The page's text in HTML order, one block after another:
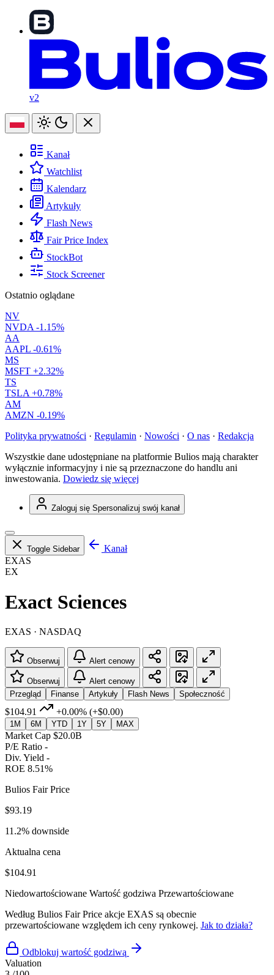
v2
Kanał
Watchlist
Kalendarz
Artykuły
Flash News
Fair Price Index
StockBot
Stock Screener
Ostatnio oglądane
NV
NVDA -1.15%
AA
AAPL -0.61%
MS
MSFT +2.32%
TS
TSLA +0.78%
AM
AMZN -0.19%
Polityka prywatności · Regulamin · Nowości · O nas · Redakcja
Wszystkie dane udostępniane na platformie Bulios mają charakter
wyłącznie informacyjny i nie są przeznaczone do handlu ani
inwestowania. Dowiedz się więcej
Zaloguj się Spersonalizuj swój kanał
Toggle Sidebar
Kanał
EXAS
EX
Exact Sciences
EXAS · NASDAQ
Obserwuj Alert cenowy
Obserwuj
Alert cenowy
Przegląd
Finanse Artykuły Flash News Społeczność
$104.91 +0.00% (+$0.00)
1M 6M YTD 1Y 5Y MAX
Market Cap $20.0B
P/E Ratio -
Div. Yield -
ROE 8.51%
Bulios Fair Price
$93.19
11.2% downside
Aktualna cena
$104.91
Niedowartościowane Wartość godziwa Przewartościowane
Według Bulios Fair Price akcje EXAS są obecnie
przewartościowane względem ich ceny rynkowej. Jak to działa?
Odblokuj wartość godziwą
Valuation